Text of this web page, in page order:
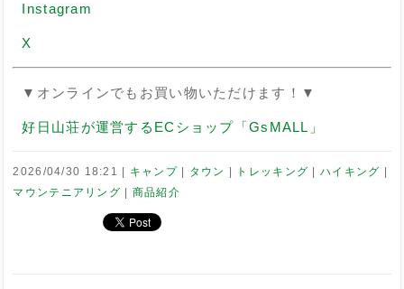
Instagram
X
▼オンラインでもお買い物いただけます！▼
好日山荘が運営するECショップ「GsMALL」
2026/04/30 18:21 キャンプ タウン トレッキング
ハイキング
マウンテニアリング
商品紹介